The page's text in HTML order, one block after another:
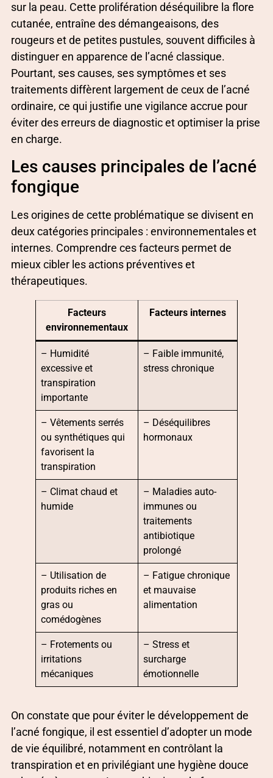
sur la peau. Cette prolifération déséquilibre la flore
cutanée, entraîne des démangeaisons, des
rougeurs et de petites pustules, souvent difficiles à
distinguer en apparence de l’acné classique.
Pourtant, ses causes, ses symptômes et ses
traitements diffèrent largement de ceux de l’acné
ordinaire, ce qui justifie une vigilance accrue pour
éviter des erreurs de diagnostic et optimiser la prise
en charge.
Les causes principales de l’acné
fongique
Les origines de cette problématique se divisent en
deux catégories principales : environnementales et
internes. Comprendre ces facteurs permet de
mieux cibler les actions préventives et
thérapeutiques.
Facteurs
environnementaux
Facteurs internes
– Humidité
excessive et
transpiration
importante
– Faible immunité,
stress chronique
– Vêtements serrés
ou synthétiques qui
favorisent la
transpiration
– Déséquilibres
hormonaux
– Climat chaud et
humide
– Maladies auto-
immunes ou
traitements
antibiotique
prolongé
– Utilisation de
produits riches en
gras ou
comédogènes
– Fatigue chronique
et mauvaise
alimentation
– Frotements ou
irritations
mécaniques
– Stress et
surcharge
émotionnelle
On constate que pour éviter le développement de
l’acné fongique, il est essentiel d’adopter un mode
de vie équilibré, notamment en contrôlant la
transpiration et en privilégiant une hygiène douce